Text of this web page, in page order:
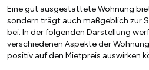
Eine gut ausgestattete Wohnung
sondern trägt auch maßgeblich zur
bei. In der folgenden Darstellung
verschiedenen Aspekte der
positiv auf den Mietpreis auswirken